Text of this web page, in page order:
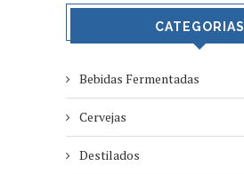
CATEGORIAS
Bebidas Fermentadas
Cervejas
Destilados